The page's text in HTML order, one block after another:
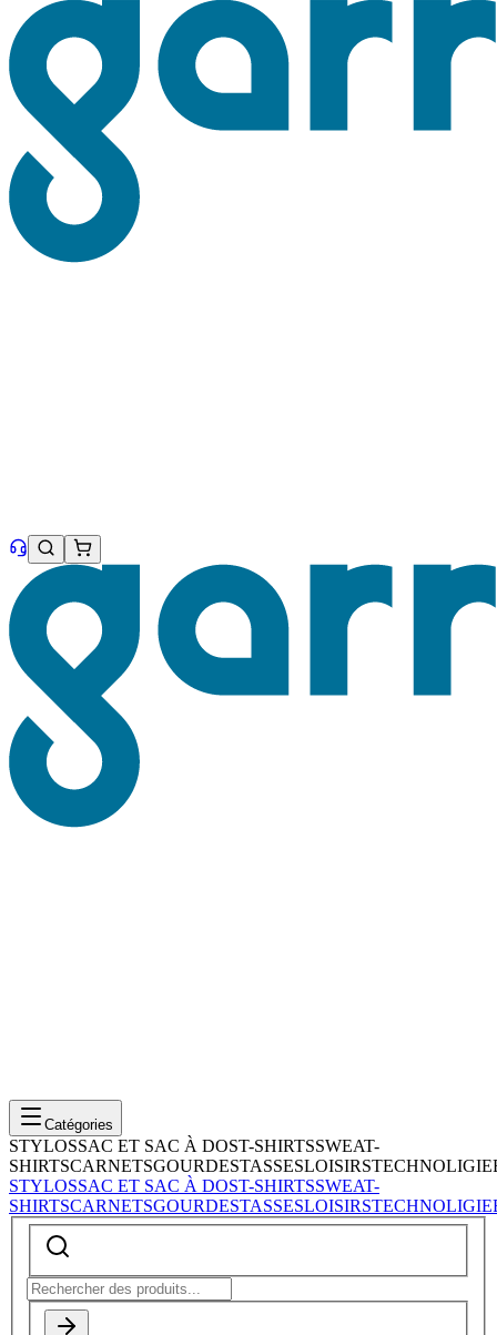
Catégories
STYLOSSAC ET SAC À DOST-SHIRTSSWEAT-
SHIRTSCARNETSGOURDESTASSESLOISIRSTECHNOLIGIE
STYLOSSAC ET SAC À DOST-SHIRTSSWEAT-
SHIRTSCARNETSGOURDESTASSESLOISIRSTECHNOLIGIE